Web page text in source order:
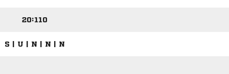
20:110
S | U | N | N | N